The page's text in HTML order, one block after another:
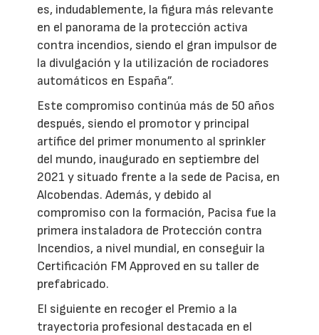
es, indudablemente, la figura más relevante
en el panorama de la protección activa
contra incendios, siendo el gran impulsor de
la divulgación y la utilización de rociadores
automáticos en España”.
Este compromiso continúa más de 50 años
después, siendo el promotor y principal
artífice del primer monumento al sprinkler
del mundo, inaugurado en septiembre del
2021 y situado frente a la sede de Pacisa, en
Alcobendas. Además, y debido al
compromiso con la formación, Pacisa fue la
primera instaladora de Protección contra
Incendios, a nivel mundial, en conseguir la
Certificación FM Approved en su taller de
prefabricado.
El siguiente en recoger el Premio a la
trayectoria profesional destacada en el